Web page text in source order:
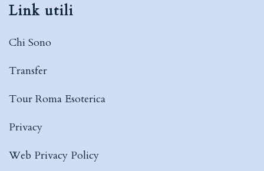
Link utili
Chi Sono
Transfer
Tour Roma Esoterica
Privacy
Web Privacy Policy